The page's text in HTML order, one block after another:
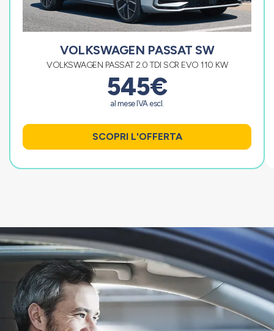
VOLKSWAGEN PASSAT SW
VOLKSWAGEN PASSAT 2.0 TDI SCR EVO 110 KW
545€
al mese IVA escl.
SCOPRI L'OFFERTA